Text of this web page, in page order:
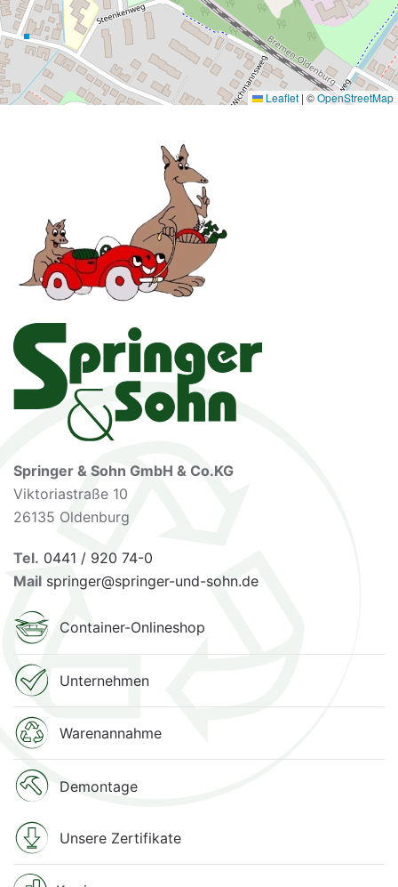
Leaflet | ©OpenStreetMap
Springer & Sohn GmbH & Co.KG
Viktoriastraße 10
26135 Oldenburg
Tel. 0441 / 920 74-0
Mail springer@springer-und-sohn.de
Container-Onlineshop
Unternehmen
Warenannahme
Demontage
Unsere Zertifikate